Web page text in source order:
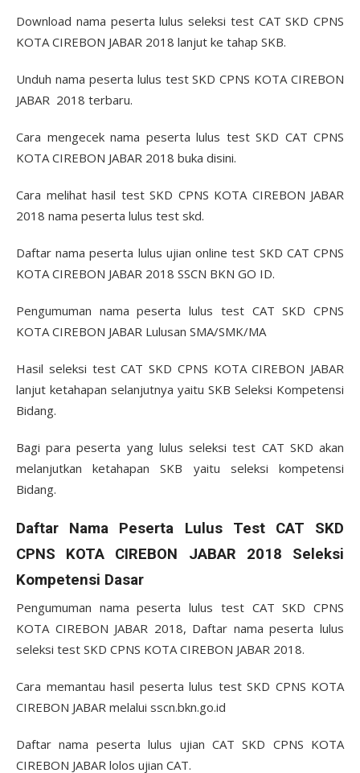
Download nama peserta lulus seleksi test CAT SKD CPNS
KOTA CIREBON JABAR 2018 lanjut ke tahap SKB.
Unduh nama peserta lulus test SKD CPNS KOTA CIREBON
JABAR 2018 terbaru.
Cara mengecek nama peserta lulus test SKD CAT CPNS
KOTA CIREBON JABAR 2018 buka disini.
Cara melihat hasil test SKD CPNS KOTA CIREBON JABAR
2018 nama peserta lulus test skd.
Daftar nama peserta lulus ujian online test SKD CAT CPNS
KOTA CIREBON JABAR 2018 SSCN BKN GO ID.
Pengumuman nama peserta lulus test CAT SKD CPNS
KOTA CIREBON JABAR Lulusan SMA/SMK/MA
Hasil seleksi test CAT SKD CPNS KOTA CIREBON JABAR
lanjut ketahapan selanjutnya yaitu SKB Seleksi Kompetensi
Bidang.
Bagi para peserta yang lulus seleksi test CAT SKD akan
melanjutkan ketahapan SKB yaitu seleksi kompetensi
Bidang.
Daftar Nama Peserta Lulus Test CAT SKD
CPNS KOTA CIREBON JABAR 2018 Seleksi
Kompetensi Dasar
Pengumuman nama peserta lulus test CAT SKD CPNS
KOTA CIREBON JABAR 2018, Daftar nama peserta lulus
seleksi test SKD CPNS KOTA CIREBON JABAR 2018.
Cara memantau hasil peserta lulus test SKD CPNS KOTA
CIREBON JABAR melalui sscn.bkn.go.id
Daftar nama peserta lulus ujian CAT SKD CPNS KOTA
CIREBON JABAR lolos ujian CAT.